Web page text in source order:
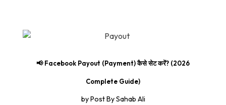
📢 Facebook Payout (Payment) कैसे सेट करें? (2026
Complete Guide)
byPost By Sahab Ali